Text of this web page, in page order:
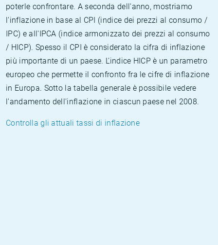
poterle confrontare. A seconda dell'anno, mostriamo
l'inflazione in base al CPI (indice dei prezzi al consumo /
IPC) e all'IPCA (indice armonizzato dei prezzi al consumo
/ HICP). Spesso il CPI è considerato la cifra di inflazione
più importante di un paese. L'indice HICP è un parametro
europeo che permette il confronto fra le cifre di inflazione
in Europa. Sotto la tabella generale è possibile vedere
l'andamento dell'inflazione in ciascun paese nel 2008.
Controlla gli attuali tassi di inflazione